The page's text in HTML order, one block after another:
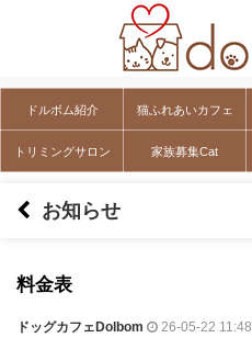
ドルボム紹介 猫ふれあいカフェ
トリミングサロン 家族募集Cat
お知らせ
料金表
ドッグカフェDolbom 26-05-22 11:48